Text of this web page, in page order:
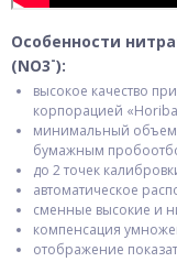
Особенности
(NO3-):
высокое качество
корпорацией
минимальный объем
бумажным
до 2 точек
автоматическое
сменные высокие и
компенсация
отображение